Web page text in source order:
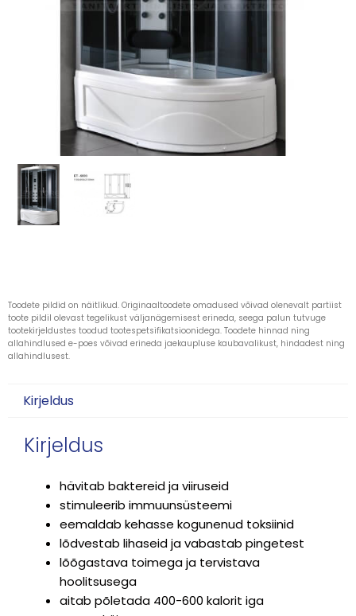
Toodete pildid on näitlikud. Originaaltoodete omadused võivad olenevalt partiist
toote pildil olevast tegelikust väljanägemisest erineda, seega palun tutvuge
tootekirjeldustes toodud tootespetsifikatsioonidega. Toodete hinnad ning
allahindlused e-poes võivad erineda jaekaupluse kaubavalikust, hindadest ning
allahindlusest.
Kirjeldus
Kirjeldus
hävitab baktereid ja viiruseid
stimuleerib immuunsüsteemi
eemaldab kehasse kogunenud toksiinid
lõdvestab lihaseid ja vabastab pingetest
lõõgastava toimega ja tervistava
hoolitsusega
aitab põletada 400-600 kalorit iga